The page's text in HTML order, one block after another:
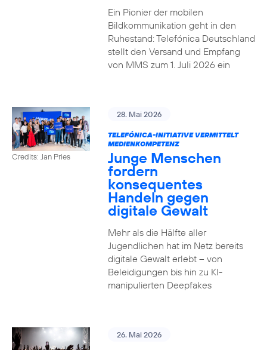
Ein Pionier der mobilen
Bildkommunikation geht in den
Ruhestand: Telefónica Deutschland
stellt den Versand und Empfang
von MMS zum 1. Juli 2026 ein
Credits: Jan Pries
28. Mai 2026
TELEFÓNICA-INITIATIVE VERMITTELT
MEDIENKOMPETENZ
Junge Menschen
fordern
konsequentes
Handeln gegen
digitale Gewalt
Mehr als die Hälfte aller
Jugendlichen hat im Netz bereits
digitale Gewalt erlebt – von
Beleidigungen bis hin zu KI-
manipulierten Deepfakes
26. Mai 2026